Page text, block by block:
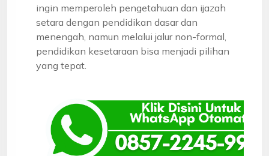
ingin memperoleh pengetahuan dan ijazah
setara dengan pendidikan dasar dan
menengah, namun melalui jalur non-formal,
pendidikan kesetaraan bisa menjadi pilihan
yang tepat.